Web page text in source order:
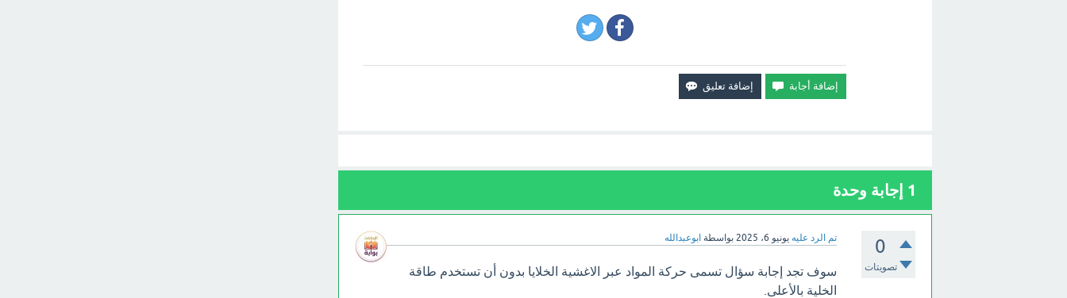
1 إجابة وحدة
0
تصويتات
تم الرد عليه يونيو 6، 2025 بواسطة ابوعبدالله
سوف تجد إجابة سؤال تسمى حركة المواد عبر الاغشية الخلايا بدون أن تستخدم طاقة
الخلية بالأعلى.